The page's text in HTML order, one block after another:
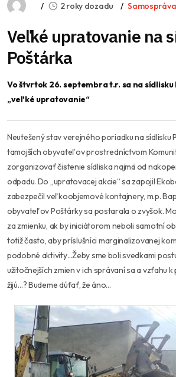
2 roky dozadu Samospráva
Veľké upratovanie na
Poštárka
Vo štvrtok 26. septembra t.r. sa na
„veľké upratovanie“
Neutešený stav verejného poriadku na sídlisku
tamojších obyvateľov prostredníctvom
zorganizovať čistenie sídliska najmä od
odpadu. Do „upratovacej akcie“ sa zapojil
zabezpečil veľkoobjemové kontajnery, m.p.
obyvateľov Poštárky sa postarala o zvyšok.
za zmienku, ak by iniciátorom neboli samotní
totiž často, aby príslušníci marginalizovanej
podobné aktivity…Žeby sme boli svedkami
užitočnejších zmien v ich správaní sa a vzťahu
žijú…? Budeme dúfať, že áno…